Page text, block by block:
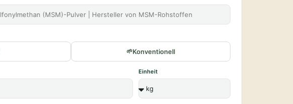
Konventionell
Einheit